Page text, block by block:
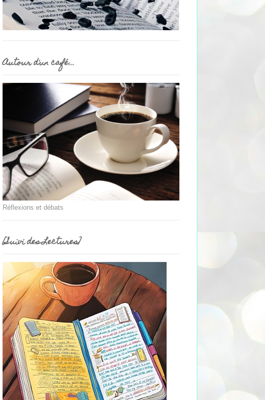
Autour d'un café...
Réflexions et débats
[Suivi des Lectures]